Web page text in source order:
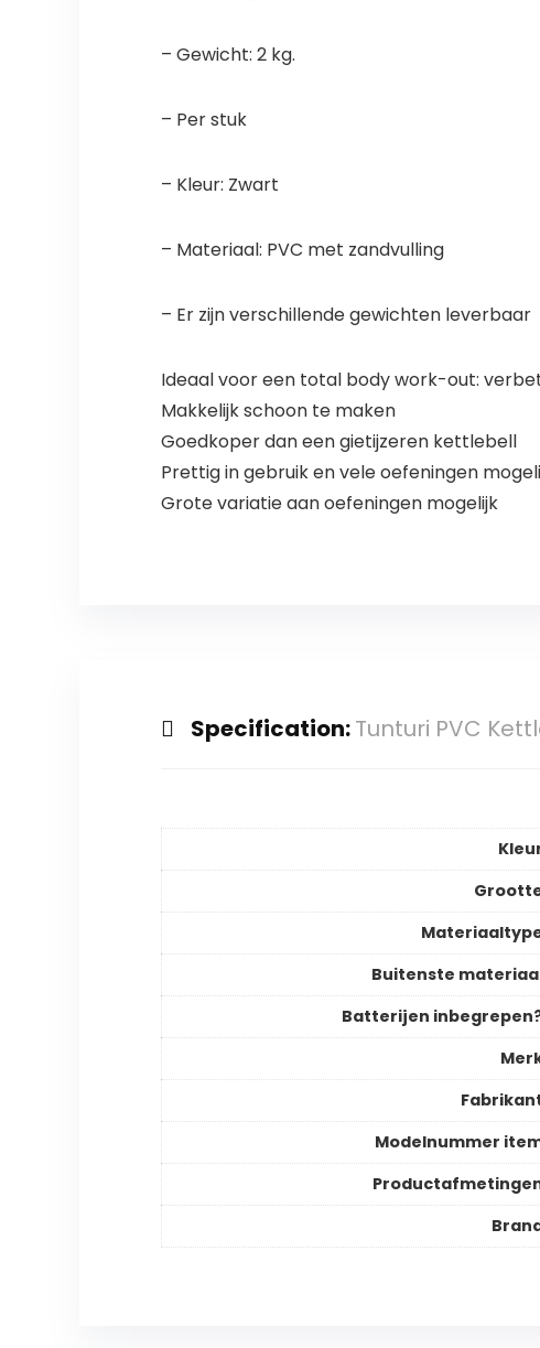
– Gewicht: 2 kg.
– Per stuk
– Kleur: Zwart
– Materiaal: PVC met zandvulling
– Er zijn verschillende gewichten leverbaar
Ideaal voor een total body work-out:
Makkelijk schoon te maken
Goedkoper dan een gietijzeren kettlebell
Prettig in gebruik en vele oefeningen
Grote variatie aan oefeningen mogelijk
Specification:Tunturi PVC
Buitenste
Batterijen
Modelnummer